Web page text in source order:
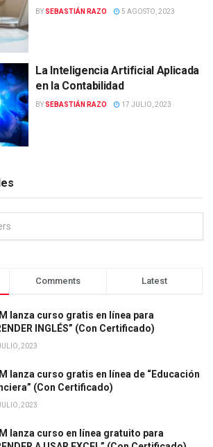
BY SEBASTIÁN RAZO 5 AGOSTO, 2023
La Inteligencia Artificial Aplicada
en la Contabilidad
BY SEBASTIÁN RAZO 17 JULIO, 2023
Comments Latest
lanza curso gratis en línea para
INGLÉS” (Con Certificado)
2023
lanza curso gratis en línea de “Educación
(Con Certificado)
2023
lanza curso en línea gratuito para